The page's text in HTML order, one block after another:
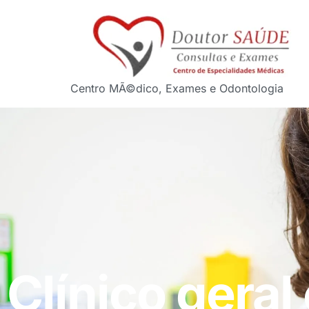
Centro MÃ©dico, Exames e Odontologia
Clínico geral